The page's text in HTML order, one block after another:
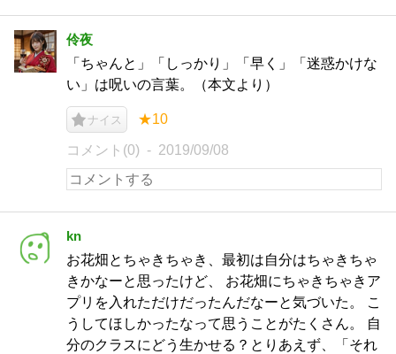
伶夜
「ちゃんと」「しっかり」「早く」「迷惑かけな
い」は呪いの言葉。（本文より）
ナイス ★10
コメント(0) 2019/09/08
kn
お花畑とちゃきちゃき、最初は自分はちゃきちゃ
きかなーと思ったけど、 お花畑にちゃきちゃきア
プリを入れただけだったんだなーと気づいた。 こ
うしてほしかったなって思うことがたくさん。 自
分のクラスにどう生かせる？とりあえず、「それ